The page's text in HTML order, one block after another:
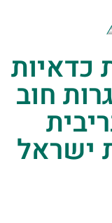
כדאיות
חוב
ישראל